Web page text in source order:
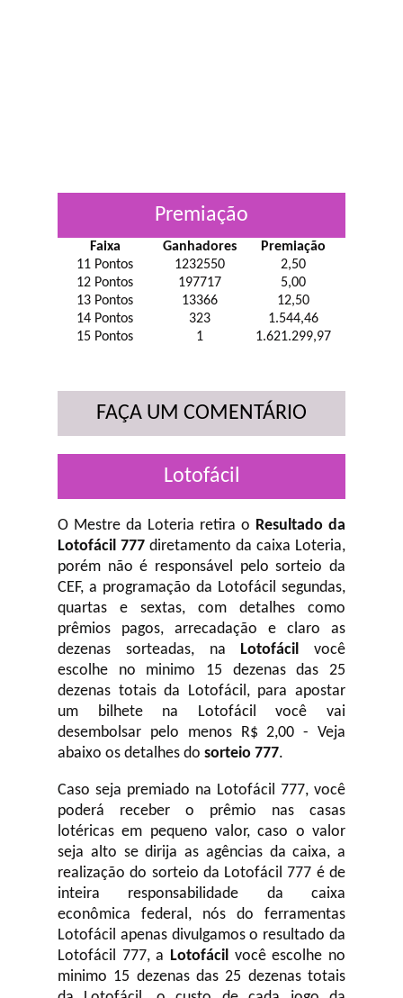
Premiação
Faixa Ganhadores
Premiação
11 Pontos
1232550
2,50
12 Pontos
197717
5,00
13 Pontos
13366
12,50
14 Pontos
323
1.544,46
15 Pontos
1 1.621.299,97
FAÇA UM COMENTÁRIO
Lotofácil
O Mestre da Loteria retira o Resultado da
Lotofácil 777 diretamento da caixa Loteria,
porém não é responsável pelo sorteio da
CEF, a programação da Lotofácil segundas,
quartas e sextas, com detalhes como
prêmios pagos, arrecadação e claro as
dezenas sorteadas, na Lotofácil você
escolhe no minimo 15 dezenas das 25
dezenas totais da Lotofácil, para apostar
um bilhete na Lotofácil você vai
desembolsar pelo menos R$ 2,00 - Veja
abaixo os detalhes do sorteio 777.
Caso seja premiado na Lotofácil 777, você
poderá receber o prêmio nas casas
lotéricas em pequeno valor, caso o valor
seja alto se dirija as agências da caixa, a
realização do sorteio da Lotofácil 777 é de
inteira responsabilidade da caixa
econômica federal, nós do ferramentas
Lotofácil apenas divulgamos o resultado da
Lotofácil 777, a Lotofácil você escolhe no
minimo 15 dezenas das 25 dezenas totais